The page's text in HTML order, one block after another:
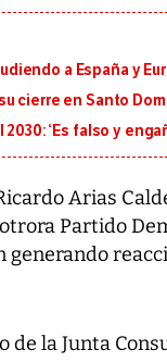
a España y
cierre en Santo
‘Es falso y
Arias
Partido
generando
la Junta
al sur de